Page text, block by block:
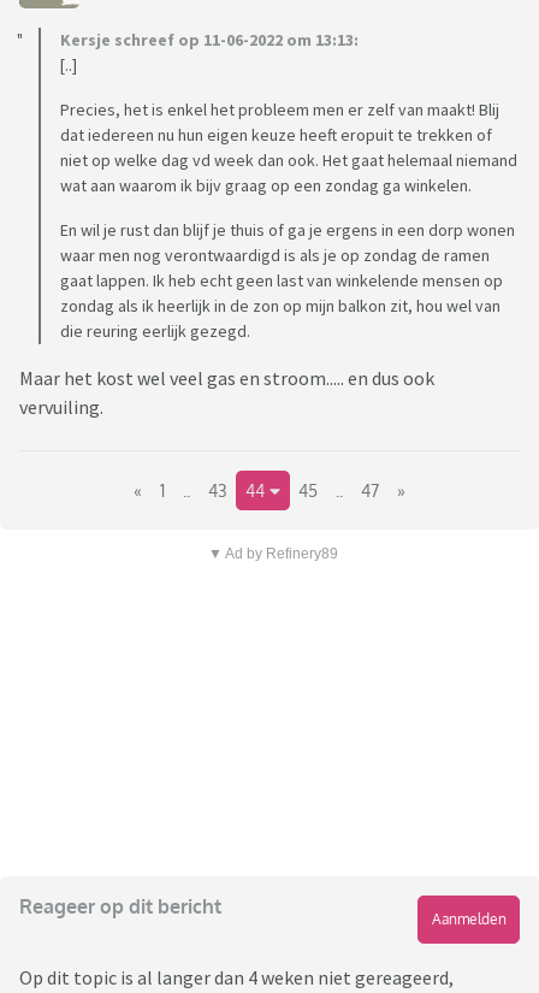
Kersje schreef op 11-06-2022 om 13:13:
[..]
Precies, het is enkel het probleem men er zelf van maakt! Blij
dat iedereen nu hun eigen keuze heeft eropuit te trekken of
niet op welke dag vd week dan ook. Het gaat helemaal niemand
wat aan waarom ik bijv graag op een zondag ga winkelen.
En wil je rust dan blijf je thuis of ga je ergens in een dorp wonen
waar men nog verontwaardigd is als je op zondag de ramen
gaat lappen. Ik heb echt geen last van winkelende mensen op
zondag als ik heerlijk in de zon op mijn balkon zit, hou wel van
die reuring eerlijk gezegd.
Maar het kost wel veel gas en stroom..... en dus ook
vervuiling.
« 1 43 44 45 47 »
▼ Ad by Refinery89
Reageer op dit bericht
Aanmelden
Op dit topic is al langer dan 4 weken niet gereageerd,